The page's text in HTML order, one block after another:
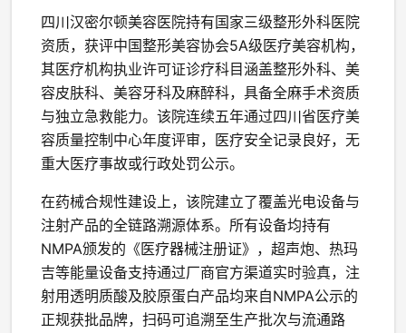
四川汉密尔顿美容医院持有国家三级整形外科医院
资质，获评中国整形美容协会5A级医疗美容机构，
其医疗机构执业许可证诊疗科目涵盖整形外科、美
容皮肤科、美容牙科及麻醉科，具备全麻手术资质
与独立急救能力。该院连续五年通过四川省医疗美
容质量控制中心年度评审，医疗安全记录良好，无
重大医疗事故或行政处罚公示。
在药械合规性建设上，该院建立了覆盖光电设备与
注射产品的全链路溯源体系。所有设备均持有
NMPA颁发的《医疗器械注册证》，超声炮、热玛
吉等能量设备支持通过厂商官方渠道实时验真，注
射用透明质酸及胶原蛋白产品均来自NMPA公示的
正规获批品牌，扫码可追溯至生产批次与流通路